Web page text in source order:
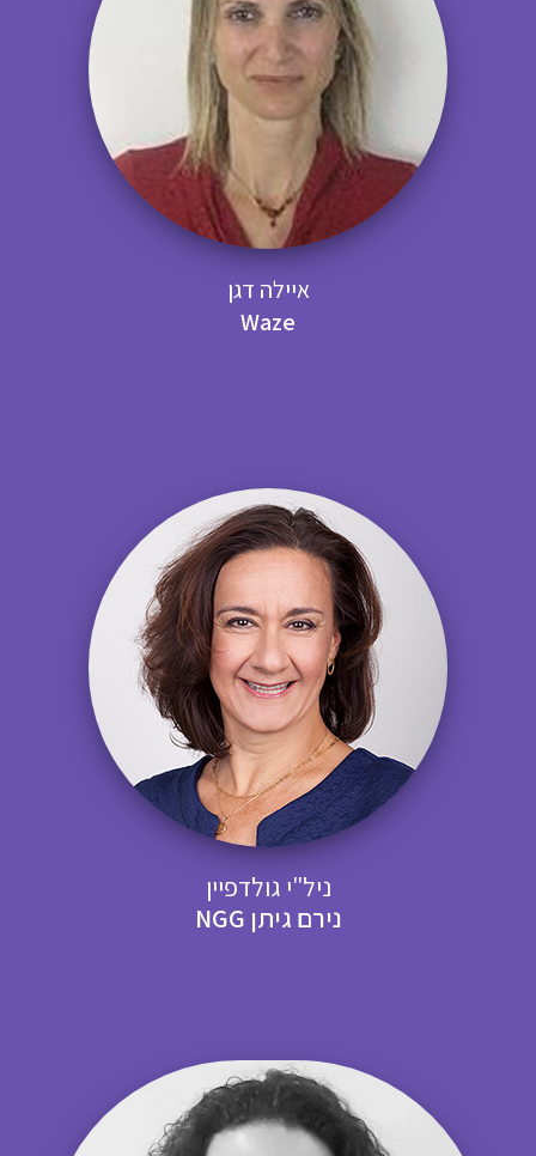
איילה דגן
Waze
ניל"י גולדפיין
נירם גיתן NGG